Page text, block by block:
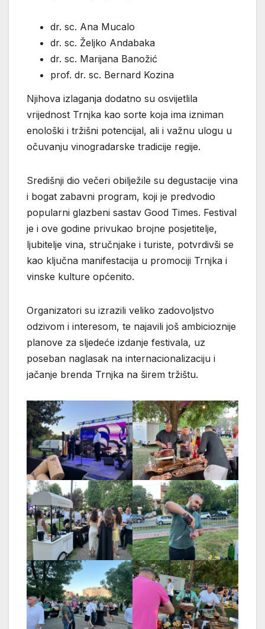
dr. sc. Ana Mucalo
dr. sc. Željko Andabaka
dr. sc. Marijana Banožić
prof. dr. sc. Bernard Kozina
Njihova izlaganja dodatno su osvijetlila
vrijednost Trnjka kao sorte koja ima izniman
enološki i tržišni potencijal, ali i važnu ulogu u
očuvanju vinogradarske tradicije regije.
Središnji dio večeri obilježile su degustacije vina
i bogat zabavni program, koji je predvodio
popularni glazbeni sastav Good Times. Festival
je i ove godine privukao brojne posjetitelje,
ljubitelje vina, stručnjake i turiste, potvrdivši se
kao ključna manifestacija u promociji Trnjka i
vinske kulture općenito.
Organizatori su izrazili veliko zadovoljstvo
odzivom i interesom, te najavili još ambicioznije
planove za sljedeće izdanje festivala, uz
poseban naglasak na internacionalizaciju i
jačanje brenda Trnjka na širem tržištu.